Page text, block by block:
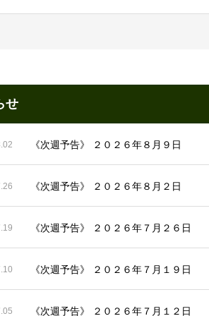
せ
《次週予告》 ２０２６年８月９日
《次週予告》 ２０２６年８月２日
《次週予告》 ２０２６年７月２６日
《次週予告》 ２０２６年７月１９日
《次週予告》 ２０２６年７月１２日